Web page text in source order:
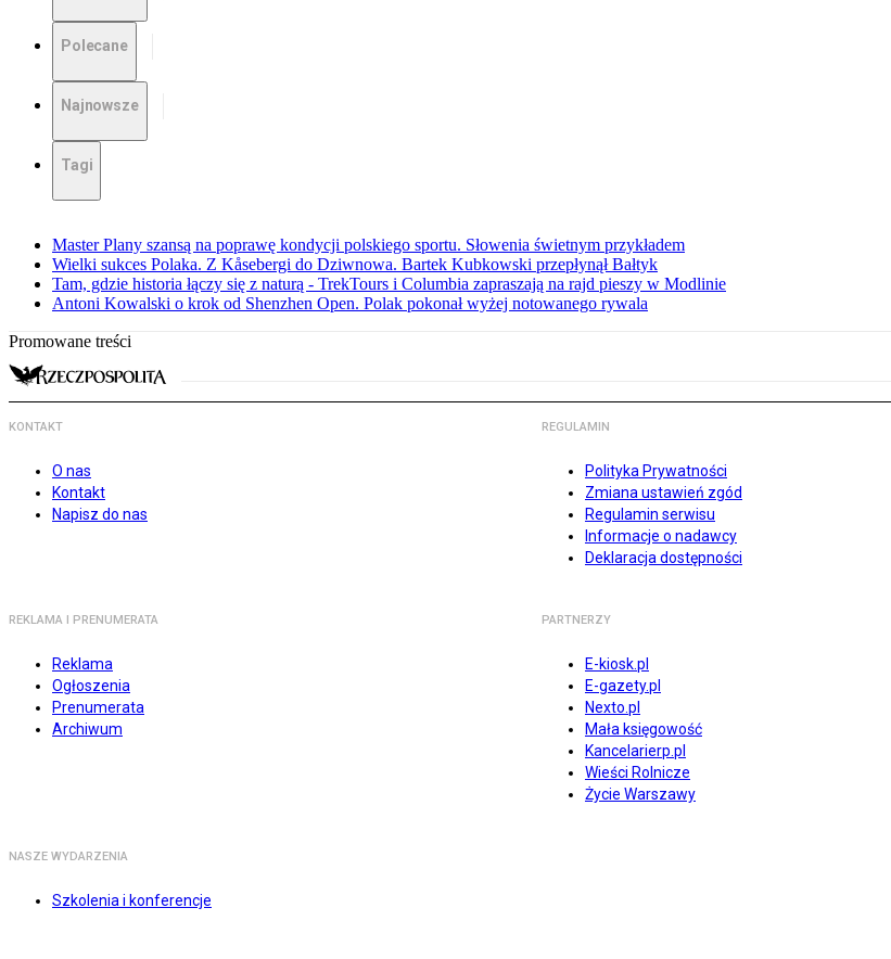
Polecane
Najnowsze
Tagi
Master Plany szansą na poprawę kondycji polskiego sportu. Słowenia świetnym przykładem
Wielki sukces Polaka. Z Kåsebergi do Dziwnowa. Bartek Kubkowski przepłynął Bałtyk
Tam, gdzie historia łączy się z naturą - TrekTours i Columbia zapraszają na rajd pieszy w Modlinie
Antoni Kowalski o krok od Shenzhen Open. Polak pokonał wyżej notowanego rywala
Promowane treści
KONTAKT
O nas
Kontakt
Napisz do nas
REGULAMIN
Polityka Prywatności
Zmiana ustawień zgód
Regulamin serwisu
Informacje o nadawcy
Deklaracja dostępności
REKLAMA I PRENUMERATA
Reklama
Ogłoszenia
Prenumerata
Archiwum
PARTNERZY
E-kiosk.pl
E-gazety.pl
Nexto.pl
Mała księgowość
Kancelarierp.pl
Wieści Rolnicze
Życie Warszawy
NASZE WYDARZENIA
Szkolenia i konferencje